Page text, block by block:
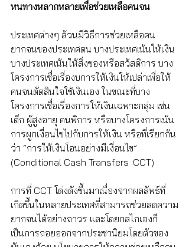
หนทางหลากหลายเพื่อช่วยเหลือคนจน
ประเทศต่างๆ ล้วนมีวิธีการช่วยเหลือคน
ยากจนของประเทศตน บางประเทศเน้นให้เงิน
บางประเทศเน้นให้สิ่งของหรือสวัสดิการ บาง
โครงการเชื่อเรื่องบการให้เงินให้เปล่าเพื่อให้
คนจนตัดสินใจใช้เงินเอง ในขณะที่บาง
โครงการเชื่อเรื่องการให้เงินเฉพาะกลุ่ม เช่น
เด็ก ผู้สูงอายุ คนพิการ หรือบางโครงการเน้น
การผูกเงื่อนไขไปกับการให้เงิน หรือที่เรียกกัน
ว่า “การให้เงินโอนอย่างมีเงื่อนไข”
(Conditional Cash Transfers :CCT)
การที่ CCT โด่งดังขึ้นมาเนื่องจากผลลัพธ์ที่
เกิดขึ้นในหลายประเทศที่สามารถช่วยลดความ
ยากจนได้อย่างถาวร และโดยกลไกเองก็
เป็นการถอยออกจากประชานิยมโดยตัวของ